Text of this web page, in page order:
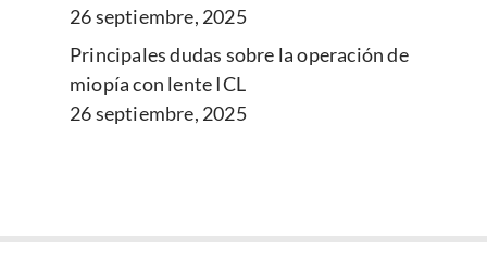
26 septiembre, 2025
Principales dudas sobre la operación de
miopía con lente ICL
26 septiembre, 2025